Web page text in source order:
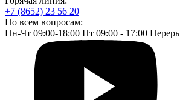
+7 (8652) 23 56 20
По всем вопросам:
Пн-Чт 09:00-18:00 Пт 09:00 - 17:00